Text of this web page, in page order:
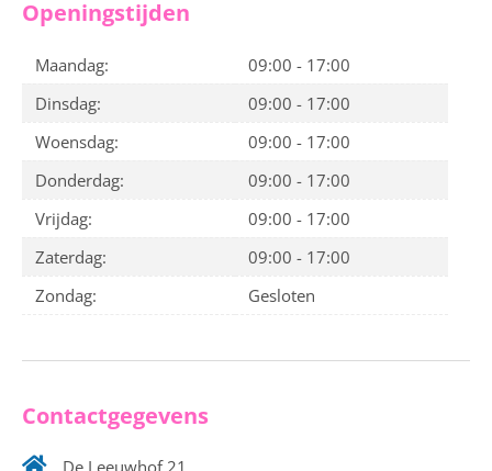
Openingstijden
Maandag:
09:00 - 17:00
Dinsdag:
09:00 - 17:00
Woensdag:
09:00 - 17:00
Donderdag:
09:00 - 17:00
Vrijdag:
09:00 - 17:00
Zaterdag:
09:00 - 17:00
Zondag:
Gesloten
Contactgegevens
De Leeuwhof 21